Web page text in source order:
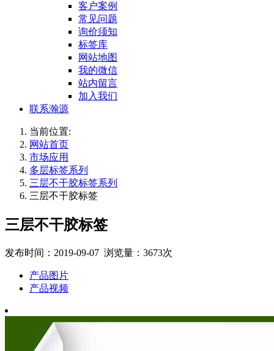
客户案例
常见问题
询价须知
标签库
网站地图
我的微信
站内留言
加入我们
联系瀚源
当前位置:
网站首页
市场应用
多层标签系列
三层不干胶标签系列
三层不干胶标签
三层不干胶标签
发布时间：2019-09-07 浏览量：3673次
产品图片
产品视频